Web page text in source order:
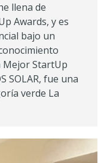
llena de
Awards, y es
bajo un
Mejor StartUp
SOLAR, fue una
verde La